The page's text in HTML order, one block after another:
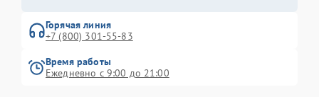
Горячая линия
+7 (800) 301-55-83
Время работы
Ежедневно с 9:00 до 21:00